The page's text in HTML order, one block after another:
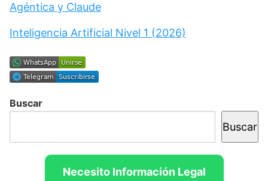
Agéntica y Claude
Inteligencia Artificial Nivel 1 (2026)
Buscar
Buscar
Necesito Información Legal